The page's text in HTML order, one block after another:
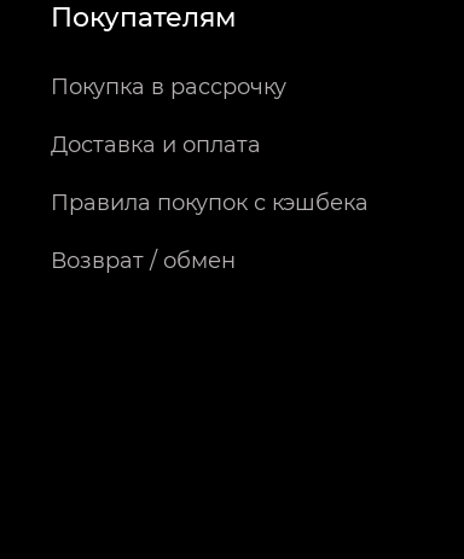
Покупателям
Покупка в рассрочку
Доставка и оплата
Правила покупок с кэшбека
Возврат / обмен